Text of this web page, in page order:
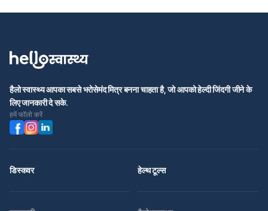
हैलो स्वास्थ्य आपका सबसे भरोसेमंद मित्र बनना चाहता है, जो आपको हेल्दी जिंदगी जीने के
लिए जानकारी दे सके.
हमें फॉलो करें
डिस्कवर हेल्थ टूल्स